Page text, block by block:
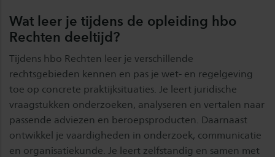
Wat leer je tijdens de opleiding hbo
Rechten deeltijd?
Tijdens hbo Rechten leer je verschillende
rechtsgebieden kennen en pas je wet- en regelgeving
toe op concrete praktijksituaties. Je leert juridische
vraagstukken onderzoeken, analyseren en vertalen naar
passende adviezen en beroepsproducten. Daarnaast
ontwikkel je vaardigheden in onderzoek, communicatie
en organisatiekunde. Je leert zelfstandig en samen met